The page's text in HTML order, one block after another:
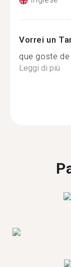
Vorrei un
que goste
Leggi di più